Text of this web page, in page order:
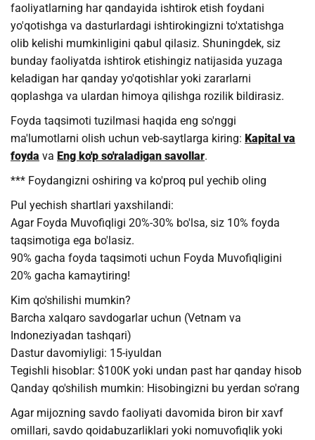
faoliyatlarning har qandayida ishtirok etish foydani
yo'qotishga va dasturlardagi ishtirokingizni to'xtatishga
olib kelishi mumkinligini qabul qilasiz. Shuningdek, siz
bunday faoliyatda ishtirok etishingiz natijasida yuzaga
keladigan har qanday yo'qotishlar yoki zararlarni
qoplashga va ulardan himoya qilishga rozilik bildirasiz.
Foyda taqsimoti tuzilmasi haqida eng so'nggi
ma'lumotlarni olish uchun veb-saytlarga kiring: Kapital va
foyda va Eng ko'p so'raladigan savollar.
*** Foydangizni oshiring va ko'proq pul yechib oling
Pul yechish shartlari yaxshilandi:
Agar Foyda Muvofiqligi 20%-30% bo'lsa, siz 10% foyda
taqsimotiga ega bo'lasiz.
90% gacha foyda taqsimoti uchun Foyda Muvofiqligini
20% gacha kamaytiring!
Kim qo'shilishi mumkin?
Barcha xalqaro savdogarlar uchun (Vetnam va
Indoneziyadan tashqari)
Dastur davomiyligi: 15-iyuldan
Tegishli hisoblar: $100K yoki undan past har qanday hisob
Qanday qo'shilish mumkin: Hisobingizni bu yerdan so'rang
Agar mijozning savdo faoliyati davomida biron bir xavf
omillari, savdo qoidabuzarliklari yoki nomuvofiqlik yoki